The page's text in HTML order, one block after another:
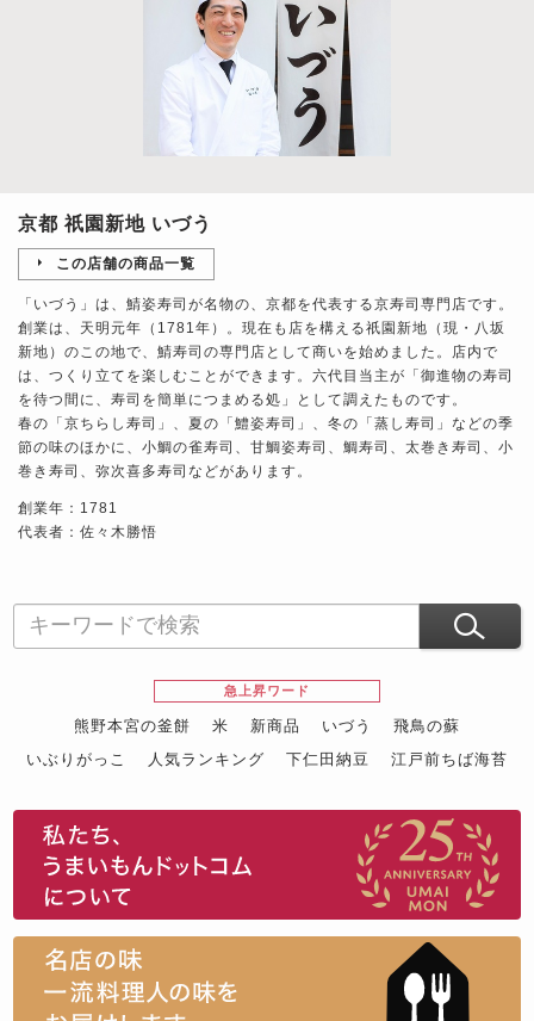
京都 祇園新地 いづう
この店舗の商品一覧
「いづう」は、鯖姿寿司が名物の、京都を代表する京寿司専門店です。
創業は、天明元年（1781年）。現在も店を構える祇園新地（現・八坂
新地）のこの地で、鯖寿司の専門店として商いを始めました。店内で
は、つくり立てを楽しむことができます。六代目当主が「御進物の寿司
を待つ間に、寿司を簡単につまめる処」として調えたものです。
春の「京ちらし寿司」、夏の「鱧姿寿司」、冬の「蒸し寿司」などの季
節の味のほかに、小鯛の雀寿司、甘鯛姿寿司、鯛寿司、太巻き寿司、小
巻き寿司、弥次喜多寿司などがあります。
創業年：1781
代表者：佐々木勝悟
急上昇ワード
熊野本宮の釜餅 米 新商品 いづう
飛鳥の蘇
いぶりがっこ
人気ランキング 下仁田納豆
江戸前ちば海苔